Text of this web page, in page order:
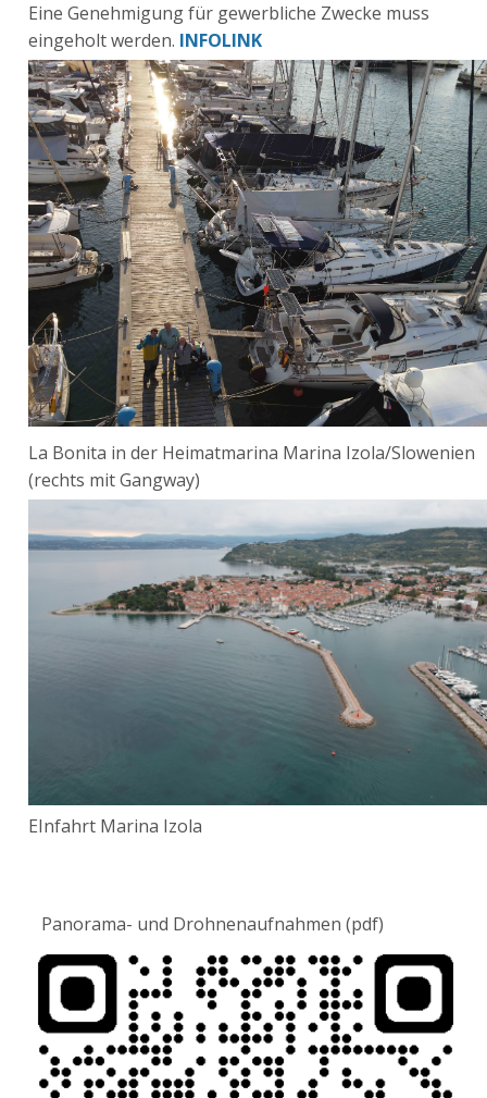
Eine Genehmigung für gewerbliche Zwecke muss
eingeholt werden. INFOLINK
La Bonita in der Heimatmarina Marina Izola/Slowenien
(rechts mit Gangway)
EInfahrt Marina Izola
Panorama- und Drohnenaufnahmen (pdf)